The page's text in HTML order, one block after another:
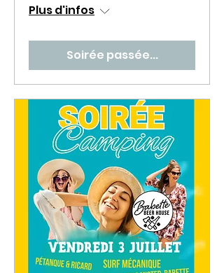
Plus d'infos
Soirée passée...